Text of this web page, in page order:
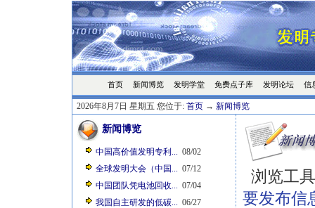
首页 新闻博览 发明学堂 免费点子库 发明论坛 信
2026年8月7日 星期五 您位于: 首页 → 新闻博览
新闻博览
中国高价值发明专利... 08/02
全球发明大会（中国... 07/12
中国团队凭电池回收... 07/04
我国自主研发的低碳... 06/27
浏览工
要发布信